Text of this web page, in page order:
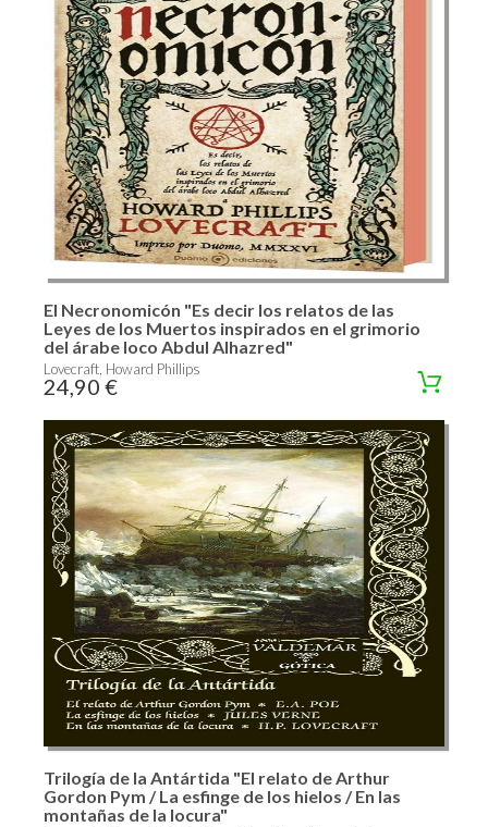
El Necronomicón "Es decir los relatos de las
Leyes de los Muertos inspirados en el grimorio
del árabe loco Abdul Alhazred"
Lovecraft, Howard Phillips
24,90 €
Trilogía de la Antártida "El relato de Arthur
Gordon Pym / La esfinge de los hielos / En las
montañas de la locura"